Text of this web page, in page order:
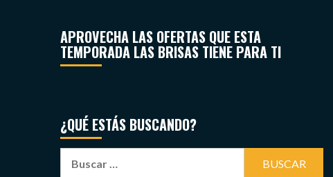
APROVECHA LAS OFERTAS QUE ESTA
TEMPORADA LAS BRISAS TIENE PARA TI
¿QUÉ ESTÁS BUSCANDO?